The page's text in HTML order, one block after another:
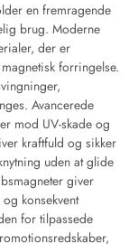
en fremragende
brug. Moderne
der er
forringelse.
Avancerede
mod UV-skade og
kraftfuld og sikker
uden at glide
giver
konsekvent
for tilpassede